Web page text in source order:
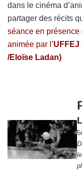
dans le cinéma
partager des récits
séance en
animée par l’UFFEJ
/Eloïse Ladan)